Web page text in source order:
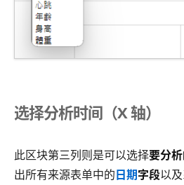
选择分析时间（X 轴）
此区块第三列则是可以选择要分
出所有来源表单中的日期字段以